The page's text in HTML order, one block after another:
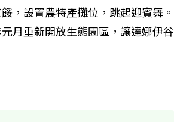
，設置農特產攤位，跳起迎賓舞。
月重新開放生態園區，讓達娜伊谷